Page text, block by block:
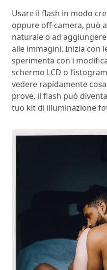
Usare il flash in modo
oppure off-camera, può
naturale o ad
alle immagini. Inizia con
sperimenta con i
schermo LCD o
vedere rapidamente
prove, il flash può
tuo kit di illuminazione